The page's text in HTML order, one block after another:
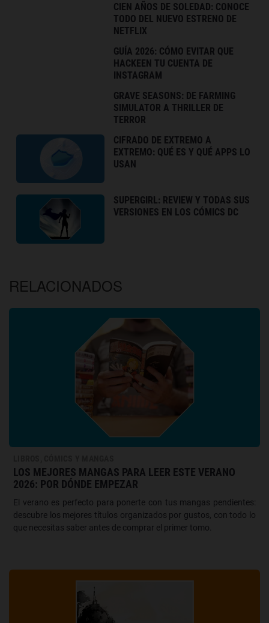
CIEN AÑOS DE SOLEDAD: CONOCE
TODO DEL NUEVO ESTRENO DE
NETFLIX
GUÍA 2026: CÓMO EVITAR QUE
HACKEEN TU CUENTA DE
INSTAGRAM
GRAVE SEASONS: DE FARMING
SIMULATOR A THRILLER DE
TERROR
CIFRADO DE EXTREMO A
EXTREMO: QUÉ ES Y QUÉ APPS LO
USAN
SUPERGIRL: REVIEW Y TODAS SUS
VERSIONES EN LOS CÓMICS DC
RELACIONADOS
LOS MEJORES MANGAS PARA LEER ESTE VERANO
2026: POR DÓNDE EMPEZAR
El verano es perfecto para ponerte con tus mangas pendientes:
descubre los mejores títulos organizados por gustos, con todo lo
que necesitas saber antes de comprar el primer tomo.